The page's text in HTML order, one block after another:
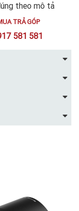
theo mô tả
TRẢ GÓP
581 581